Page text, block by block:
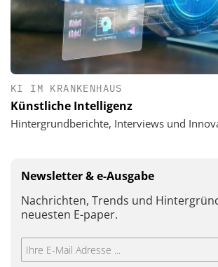
KI IM KRANKENHAUS
Künstliche Intelligenz
Hintergrundberichte, Interviews und
Newsletter & e-Ausgabe
Nachrichten, Trends und
neuesten E-paper.